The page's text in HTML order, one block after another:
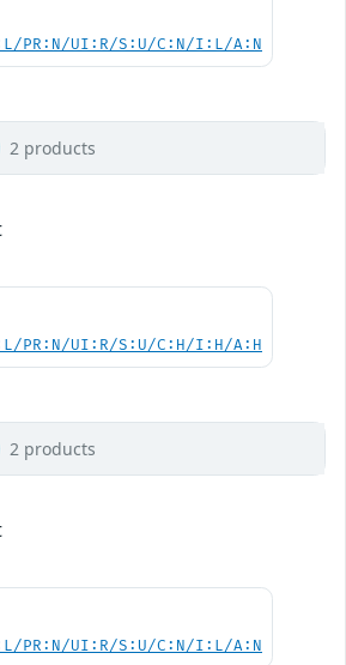
PR:N/UI:R/S:U/C:N/I:L/A:N
2 products
PR:N/UI:R/S:U/C:H/I:H/A:H
2 products
PR:N/UI:R/S:U/C:N/I:L/A:N